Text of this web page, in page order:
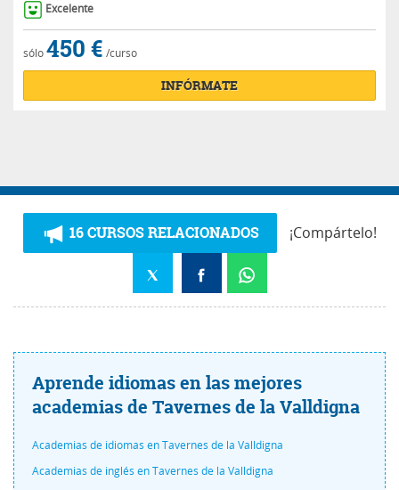
Excelente
sólo450 € /curso
INFÓRMATE
16 CURSOS RELACIONADOS ¡Compártelo!
Aprende idiomas en las mejores
academias de Tavernes de la Valldigna
Academias de idiomas en Tavernes de la Valldigna
Academias de inglés en Tavernes de la Valldigna